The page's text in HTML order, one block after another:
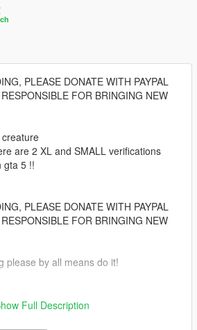
PLEASE DONATE WITH PAYPAL
FOR BRINGING NEW
are 2 XL and SMALL verifications
gta 5 !!
PLEASE DONATE WITH PAYPAL
FOR BRINGING NEW
please by all means do it!
www.facebook.com/legendario9991/
Full Description